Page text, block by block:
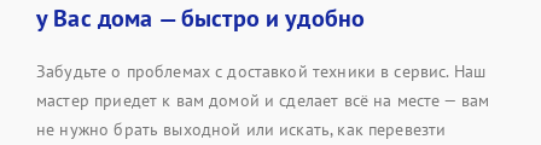
у Вас дома — быстро и удобно
Забудьте о проблемах с доставкой техники в сервис. Наш
мастер приедет к вам домой и сделает всё на месте — вам
не нужно брать выходной или искать, как перевезти